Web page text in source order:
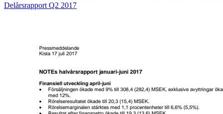
Delårsrapport Q2 2017